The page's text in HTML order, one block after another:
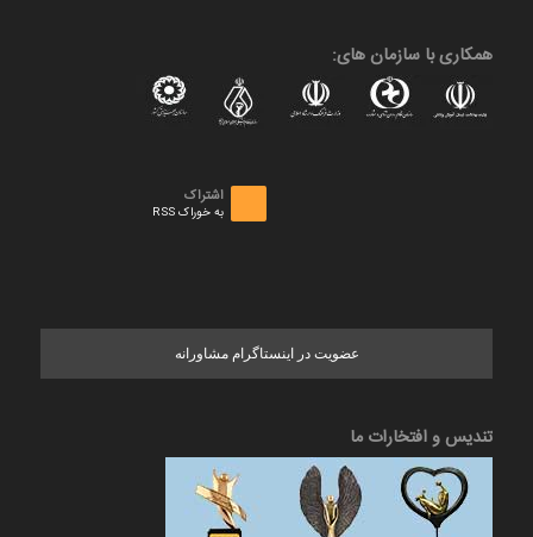
همکاری با سازمان های:
اشتراک
به خوراک RSS
عضویت در اینستاگرام مشاورانه
تندیس و افتخارات ما